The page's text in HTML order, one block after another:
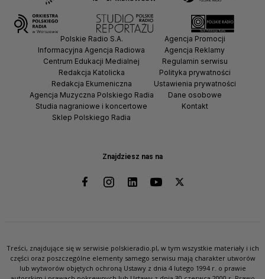
Znajdziesz nas na
Polskie Radio S.A.
Informacyjna Agencja Radiowa
Centrum Edukacji Medialnej
Redakcja Katolicka
Redakcja Ekumeniczna
Agencja Muzyczna Polskiego Radia
Studia nagraniowe i koncertowe
Sklep Polskiego Radia
Agencja Promocji
Agencja Reklamy
Regulamin serwisu
Polityka prywatności
Ustawienia prywatności
Dane osobowe
Kontakt
Treści, znajdujące się w serwisie polskieradio.pl, w tym wszystkie materiały i ich
części oraz poszczególne elementy samego serwisu mają charakter utworów
lub wytworów objętych ochroną Ustawy z dnia 4 lutego 1994 r. o prawie